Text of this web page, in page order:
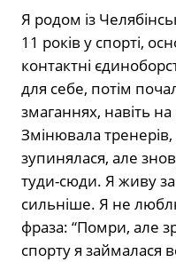
Я родом із
11 років у спорті,
контактні
для себе, потім
змаганнях, навіть
Змінювала
зупинялася, але
туди-сюди. Я живу
сильніше. Я не
фраза: “Помри, але
спорту я займалася